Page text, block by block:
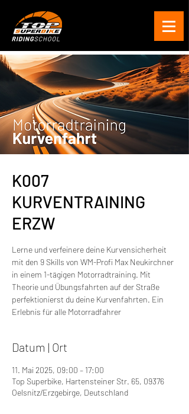
K007
KURVENTRAINING
ERZW
Lerne und verfeinere deine Kurvensicherheit
mit den 9 Skills von WM-Profi Max Neukirchner
in einem 1-tägigen Motorradtraining. Mit
Theorie und Übungsfahrten auf der Straße
perfektionierst du deine Kurvenfahrten. Ein
Erlebnis für alle Motorradfahrer
Datum | Ort
11. Mai 2025, 09:00 – 17:00
Top Superbike, Hartensteiner Str. 65, 09376
Oelsnitz/Erzgebirge, Deutschland